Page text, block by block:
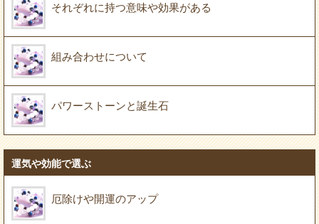
それぞれに持つ意味や効果がある
組み合わせについて
パワーストーンと誕生石
運気や効能で選ぶ
厄除けや開運のアップ